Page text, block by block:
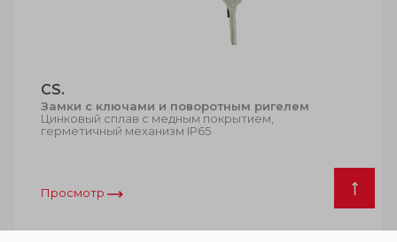
CS.
Замки с ключами и поворотным ригелем
Цинковый сплав с медным покрытием,
герметичный механизм IP65
Просмотр